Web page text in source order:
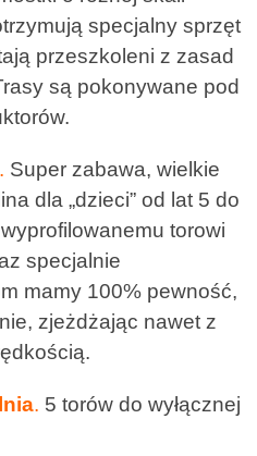
specjalny sprzęt
przeszkoleni z zasad
są pokonywane pod
. Super zabawa, wielkie
dla „dzieci” od lat 5 do
torowi
specjalnie
mamy 100% pewność,
zjeżdżając nawet z
. 5 torów do wyłącznej